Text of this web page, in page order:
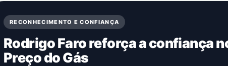
RECONHECIMENTO E CONFIANÇA
Rodrigo Faro reforça a confiança
Preço do Gás